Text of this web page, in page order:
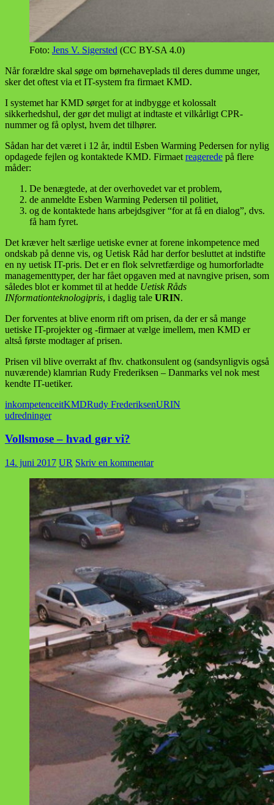
Foto: Jens V. Sigersted (CC BY-SA 4.0)
Når forældre skal søge om børnehaveplads til deres dumme unger,
sker det oftest via et IT-system fra firmaet KMD.
I systemet har KMD sørget for at indbygge et kolossalt
sikkerhedshul, der gør det muligt at indtaste et vilkårligt CPR-
nummer og få oplyst, hvem det tilhører.
Sådan har det været i 12 år, indtil Esben Warming Pedersen for nylig
opdagede fejlen og kontaktede KMD. Firmaet reagerede på flere
måder:
De benægtede, at der overhovedet var et problem,
de anmeldte Esben Warming Pedersen til politiet,
og de kontaktede hans arbejdsgiver “for at få en dialog”, dvs.
få ham fyret.
Det kræver helt særlige uetiske evner at forene inkompetence med
ondskab på denne vis, og Uetisk Råd har derfor besluttet at indstifte
en ny uetisk IT-pris. Det er en flok selvretfærdige og humorforladte
managementtyper, der har fået opgaven med at navngive prisen, som
således blot er kommet til at hedde Uetisk Råds
INformationteknologipris, i daglig tale URIN.
Der forventes at blive enorm rift om prisen, da der er så mange
uetiske IT-projekter og -firmaer at vælge imellem, men KMD er
altså første modtager af prisen.
Prisen vil blive overrakt af fhv. chatkonsulent og (sandsynligvis også
nuværende) klamrian Rudy Frederiksen – Danmarks vel nok mest
kendte IT-uetiker.
inkompetenceitKMDRudy FrederiksenURIN
udredninger
Vollsmose – hvad gør vi?
14. juni 2017 UR Skriv en kommentar